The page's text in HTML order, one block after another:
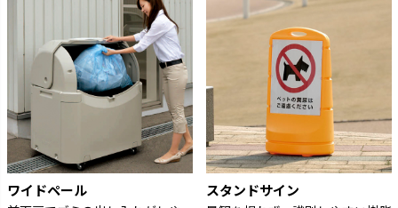
ワイドペール スタンドサイン